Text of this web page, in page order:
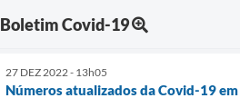
Boletim Covid-19
27 DEZ 2022 - 13h05
Números atualizados da Covid-19